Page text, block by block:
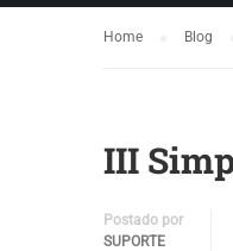
Home Blog
III
Postado por
SUPORTE